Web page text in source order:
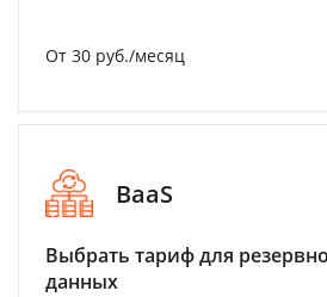
От 30 руб./месяц
BaaS
Выбрать тариф для
данных